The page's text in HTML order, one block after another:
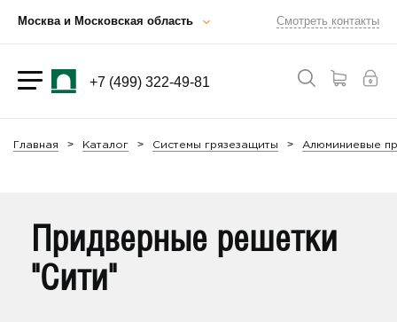
Москва и Московская область Смотреть контакты
+7 (499) 322-49-81
Главная Каталог Системы грязезащиты Алюминиевые
Придверные решетки
"Сити"